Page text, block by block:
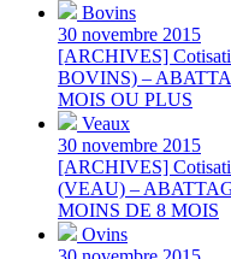
Bovins
30 novembre 2015
[ARCHIVES]
BOVINS) –
MOIS OU PLUS
Veaux
30 novembre 2015
[ARCHIVES]
(VEAU) –
MOINS DE 8 MOIS
Ovins